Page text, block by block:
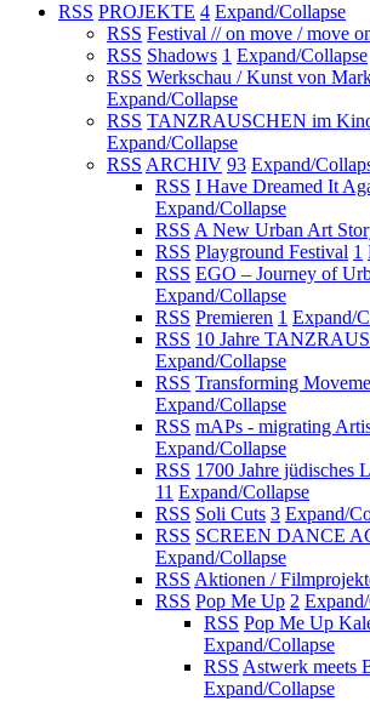
RSS PROJEKTE 4 Expand/Collapse
RSS Festival // on move / move
RSS Shadows 1 Expand/Collapse
RSS Werkschau / Kunst von
Expand/Collapse
RSS TANZRAUSCHEN im
Expand/Collapse
RSS ARCHIV 93 Expand/
RSS I Have Dreamed It
Expand/Collapse
RSS A New Urban Art
RSS Playground Festival 1
RSS EGO – Journey of
Expand/Collapse
RSS Premieren 1 Expand/
RSS 10 Jahre
Expand/Collapse
RSS Transforming
Expand/Collapse
RSS mAPs - migrating
Expand/Collapse
RSS 1700 Jahre jüdisches
11 Expand/Collapse
RSS Soli Cuts 3 Expand/
RSS SCREEN DANCE
Expand/Collapse
RSS Aktionen /
RSS Pop Me Up 2
RSS Pop Me Up
Expand/Collapse
RSS Astwerk meets
Expand/Collapse